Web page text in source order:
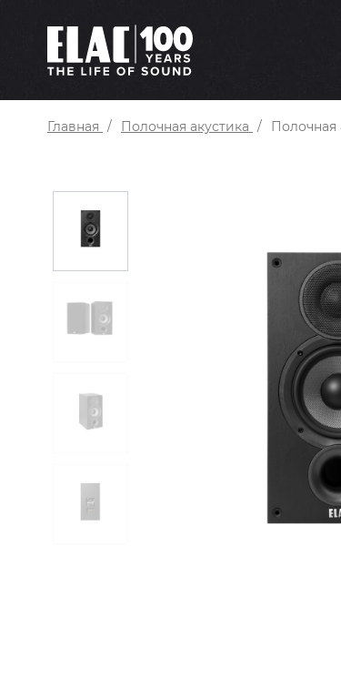
Главная Полочная акустика Полочная